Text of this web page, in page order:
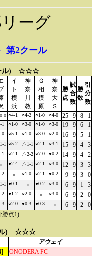
ーグ
第2クール
ル) ☆☆☆
イ
ト
横
浜
神
奈
川
教
Ｇ
相
模
原
神
奈
大
Ｓ
勝
点
試
合
数
勝
数
引
分
数
0 ○4-1 ○4-2 ○1-0 ○4-0 25 9 8 1
1 ○1-0 ○3-0 ○1-0 ○3-0 19 9 6 1
0 ○5-1 ○1-0 ○3-0 ○2-0 16 9 5 1
1 ○5-2 △1-1 ○2-1 ○3-1 15 9 4 3
1 ○2-1 △2-2 ○7-0 ●0-2 14 9 4 2
× ●2-4 △1-1 ○2-1 ○3-0 12 9 3 3
2 × ○1-0 ○2-1 ●0-2 9 9 3 0
1 ●0-1 × ●0-2 ○3-0 6 9 1 3
2 ●1-2 ○2-0 × ○3-0 6 9 2 0
3 ○2-0 ●0-3 ●0-3 × 6 9 2 0
勝点1)
ル) ☆☆☆
アウェイ
ONODERA FC